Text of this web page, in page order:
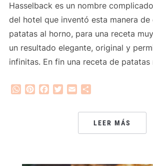
Hasselback es un nombre
del hotel que inventó esta manera de
patatas al horno, para una receta
un resultado elegante, original y
infinitas. En fin una receta de
WhatsApp
PinterestFacebook
Twitter
Email
LEER MÁS